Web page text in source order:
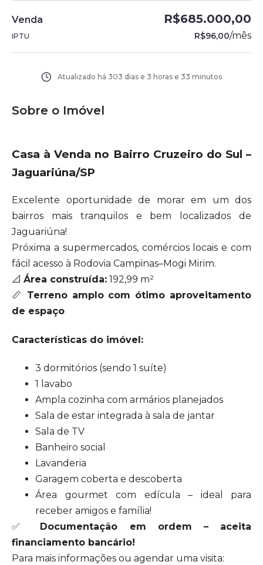
Venda R$685.000,00
IPTU R$96,00/mês
Atualizado há 303 dias e 3 horas e 33 minutos
Sobre o Imóvel
Casa à Venda no Bairro Cruzeiro do Sul –
Jaguariúna/SP
Excelente oportunidade de morar em um dos
bairros mais tranquilos e bem localizados de
Jaguariúna!
Próxima a supermercados, comércios locais e com
fácil acesso à Rodovia Campinas–Mogi Mirim.
📐 Área construída: 192,99 m²
📏 Terreno amplo com ótimo aproveitamento
de espaço
Características do imóvel:
3 dormitórios (sendo 1 suíte)
1 lavabo
Ampla cozinha com armários planejados
Sala de estar integrada à sala de jantar
Sala de TV
Banheiro social
Lavanderia
Garagem coberta e descoberta
Área gourmet com edícula – ideal para
receber amigos e família!
✅ Documentação em ordem – aceita
financiamento bancário!
Para mais informações ou agendar uma visita: